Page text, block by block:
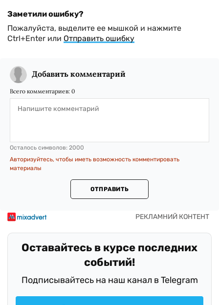
Заметили ошибку?
Пожалуйста, выделите ее мышкой и нажмите
Ctrl+Enter или Отправить ошибку
Добавить комментарий
Всего комментариев: 0
Осталось символов: 2000
Авторизуйтесь, чтобы иметь возможность комментировать
материалы
ОТПРАВИТЬ
Оставайтесь в курсе последних
событий!
Подписывайтесь на наш канал в Telegram